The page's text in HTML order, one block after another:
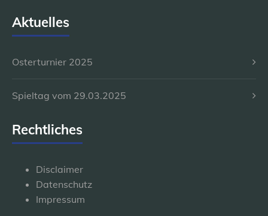
Aktuelles
Osterturnier 2025
Spieltag vom 29.03.2025
Rechtliches
Disclaimer
Datenschutz
Impressum